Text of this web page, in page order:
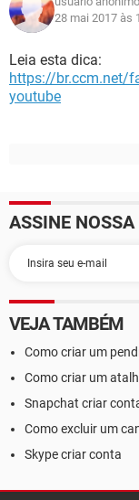
28 mai 2017 às
Leia esta dica:
https://br.ccm.net/
youtube
ASSINE
VEJA TAMBÉM
Como criar um
Como criar um
Snapchat criar
Como excluir um
Skype criar conta